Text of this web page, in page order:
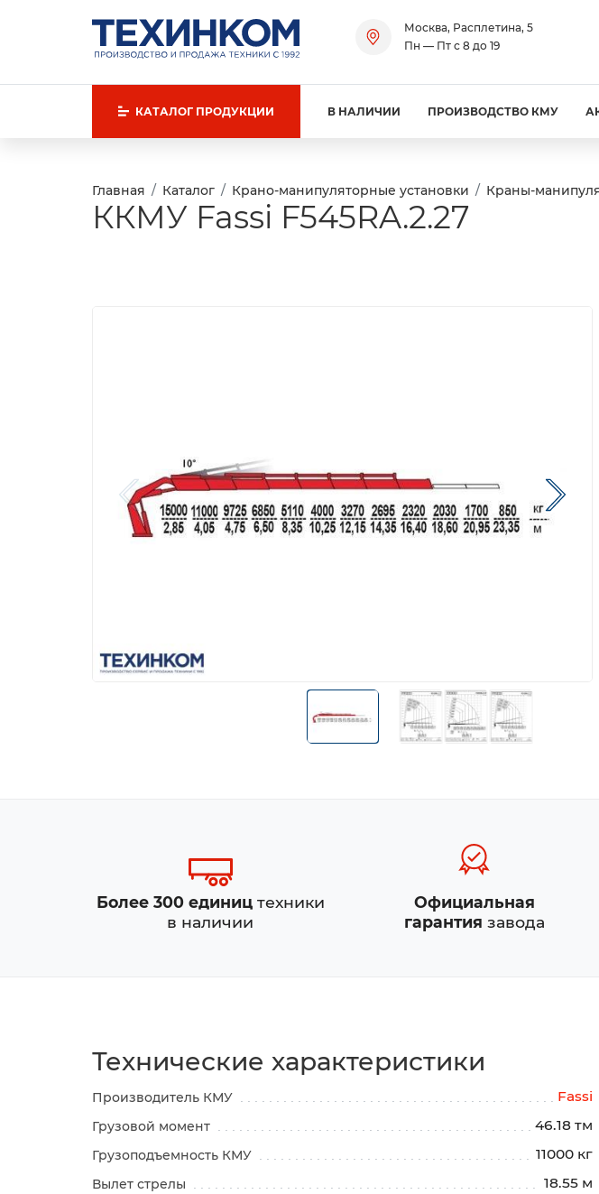
Москва, Расплетина, 5
Пн — Пт с 8 до 19
КАТАЛОГ ПРОДУКЦИИ В НАЛИЧИИ ПРОИЗВОДСТВО КМУ
Главная Каталог Крано-манипуляторные установки Краны-
ККМУ Fassi F545RA.2.27
Более 300 едиництехники
в наличии
Официальная
гарантия завода
Технические характеристики
Производитель КМУ Fassi
Грузовой момент 46.18 тм
Грузоподъемность КМУ 11000 кг
Вылет стрелы 18.55 м